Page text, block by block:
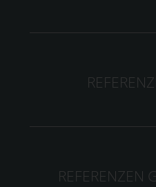
REFERENZEN